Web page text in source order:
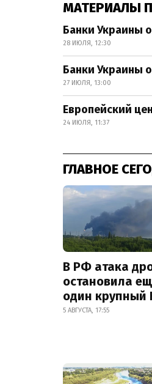
МАТЕРИАЛЫ
Банки Украины
28 ИЮЛЯ, 12:30
Банки Украины
27 ИЮЛЯ, 13:00
Европейский
24 ИЮЛЯ, 11:37
ГЛАВНОЕ
В РФ атака
остановила
один крупный
5 АВГУСТА, 17:55